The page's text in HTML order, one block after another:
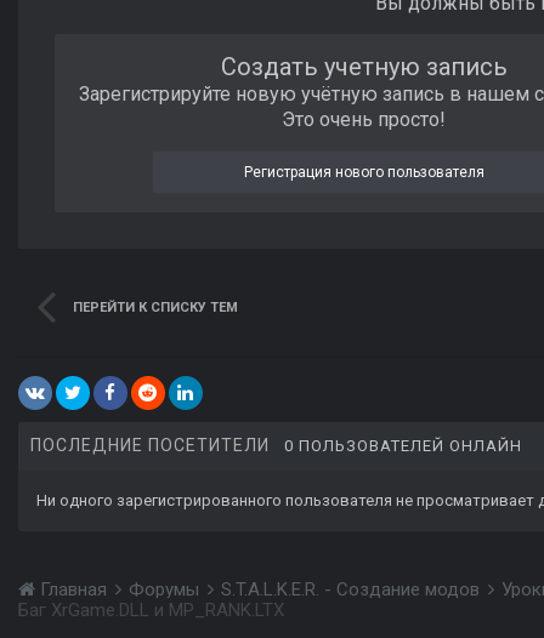
Создать учетную запись
Зарегистрируйте новую учётную запись в нашем
Это очень просто!
Регистрация нового пользователя
ПЕРЕЙТИ К СПИСКУ ТЕМ
ПОСЛЕДНИЕ ПОСЕТИТЕЛИ 0 ПОЛЬЗОВАТЕЛЕЙ ОНЛАЙН
Ни одного зарегистрированного пользователя не просматривает
Главная Форумы S.T.A.L.K.E.R. - Создание модов
Баг XrGame.DLL и MP_RANK.LTX